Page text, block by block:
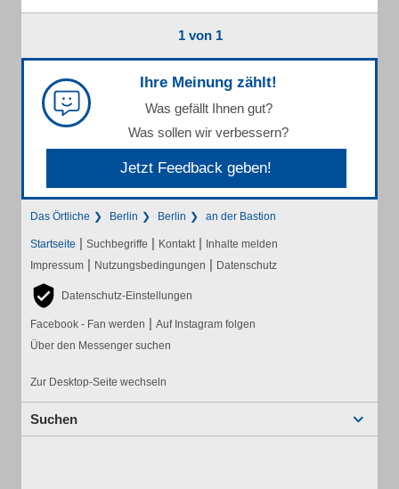
1 von 1
Ihre Meinung zählt!
Was gefällt Ihnen gut?
Was sollen wir verbessern?
Jetzt Feedback geben!
Das Örtliche Berlin Berlin an der Bastion
Startseite | Suchbegriffe | Kontakt | Inhalte melden
Impressum | Nutzungsbedingungen | Datenschutz
Datenschutz-Einstellungen
Facebook - Fan werden | Auf Instagram folgen
Über den Messenger suchen
Zur Desktop-Seite wechseln
Suchen